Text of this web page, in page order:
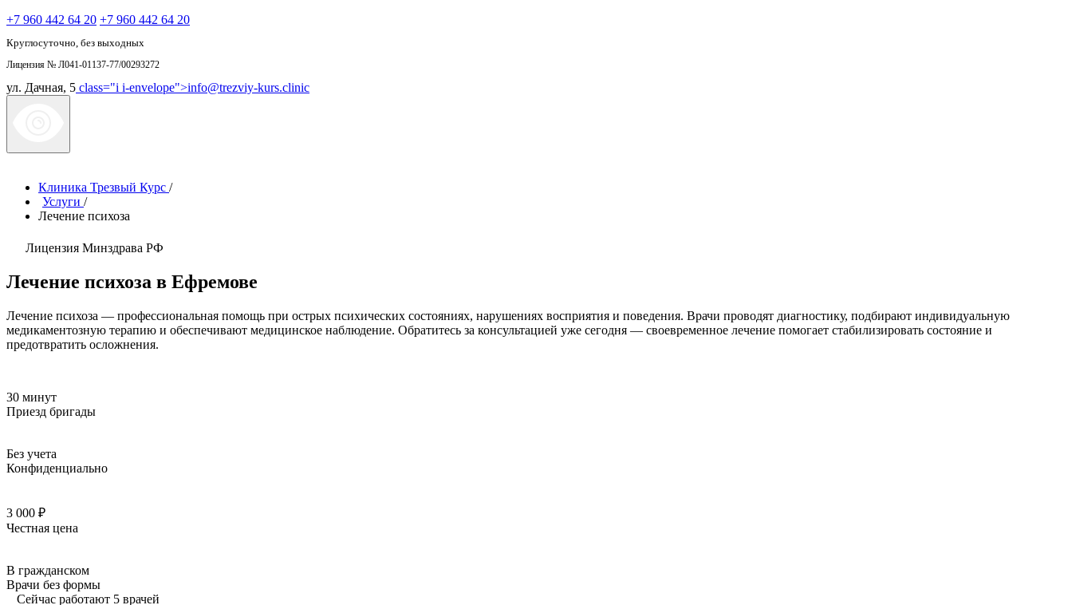
+7 960 442 64 20 +7 960 442 64 20
Круглосуточно, без выходных
Лицензия № Л041-01137-77/00293272
ул. Дачная, 5 class="i i-envelope">info@trezviy-kurs.clinic
Клиника Трезвый Курс /
Услуги /
Лечение психоза
Лицензия Минздрава РФ
Лечение психоза в Ефремове
Лечение психоза — профессиональная помощь при острых психических состояниях, нарушениях восприятия и поведения. Врачи проводят диагностику, подбирают индивидуальную
медикаментозную терапию и обеспечивают медицинское наблюдение. Обратитесь за консультацией уже сегодня — своевременное лечение помогает стабилизировать состояние и
предотвратить осложнения.
30 минут
Приезд бригады
Без учета
Конфиденциально
3 000 ₽
Честная цена
В гражданском
Врачи без формы
Сейчас работают 5 врачей